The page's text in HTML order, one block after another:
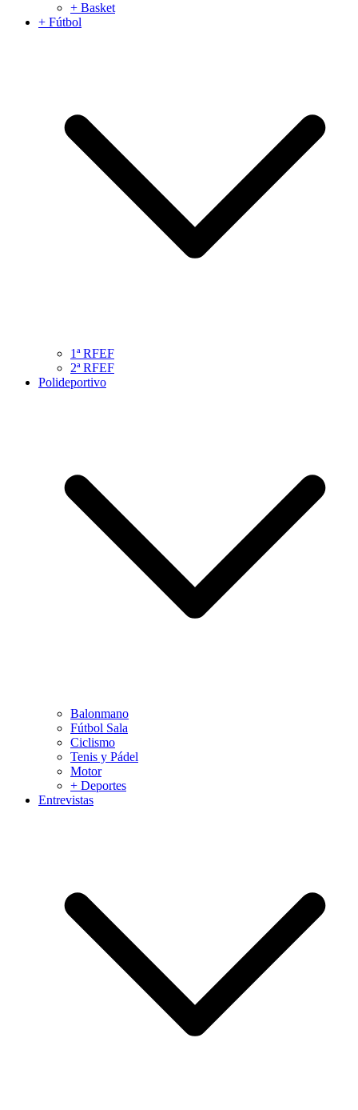
+ Basket
+ Fútbol
1ª RFEF
2ª RFEF
Polideportivo
Balonmano
Fútbol Sala
Ciclismo
Tenis y Pádel
Motor
+ Deportes
Entrevistas